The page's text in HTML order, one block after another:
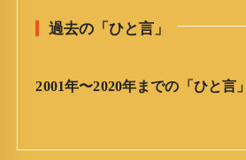
言
ア
過去の「ひと言」
2001年〜2020年までの「ひと言」